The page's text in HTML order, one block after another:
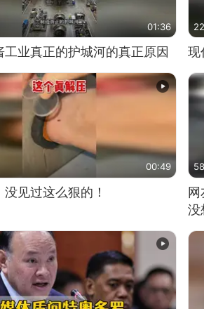
01:36
工业真正的护城河的真正原因 现
00:49
没见过这么狠的！
没